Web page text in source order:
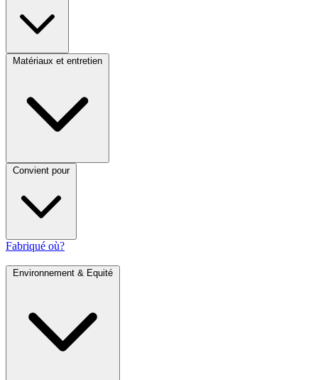
Matériaux et entretien
Convient pour
Fabriqué où?
Environnement & Equité